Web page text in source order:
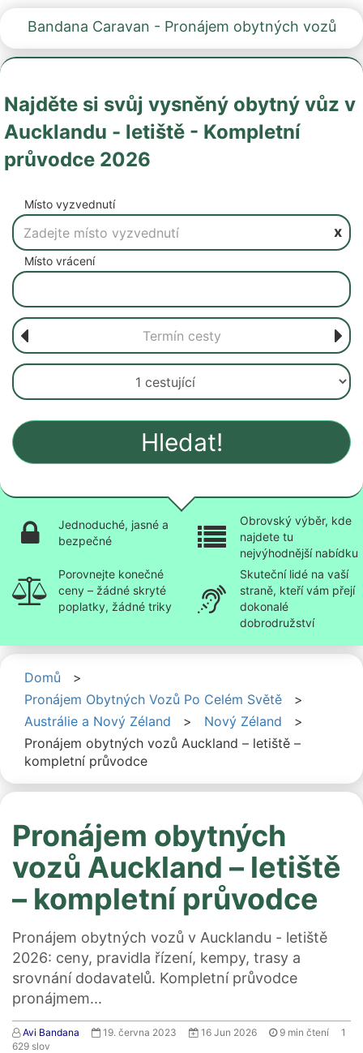
Bandana Caravan - Pronájem obytných vozů
Najděte si svůj vysněný obytný vůz v
Aucklandu - letiště - Kompletní
průvodce 2026
Místo vyzvednutí
x
Místo vrácení
Hledat!
Jednoduché, jasné a
bezpečné
Obrovský výběr, kde
najdete tu
nejvýhodnější nabídku
Porovnejte konečné
ceny – žádné skryté
poplatky, žádné triky
Skuteční lidé na vaší
straně, kteří vám přejí
dokonalé
dobrodružství
Domů
>
Pronájem Obytných Vozů Po Celém Světě
>
Austrálie a Nový Zéland
> Nový Zéland
>
Pronájem obytných vozů Auckland – letiště –
kompletní průvodce
Pronájem obytných
vozů Auckland – letiště
– kompletní průvodce
Pronájem obytných vozů v Aucklandu - letiště
2026: ceny, pravidla řízení, kempy, trasy a
srovnání dodavatelů. Kompletní průvodce
pronájmem...
Avi Bandana 19. června 2023 16 Jun 2026 9 min čtení
1
629 slov